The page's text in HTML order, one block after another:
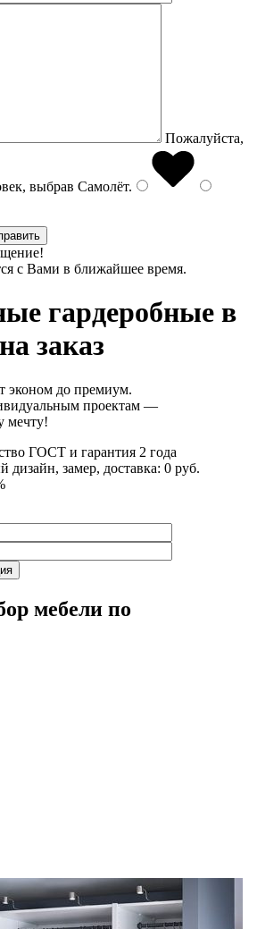
Пожалуйста,
выбрав Самолёт.
с Вами в ближайшее время.
гардеробные в
заказ
эконом до премиум.
проектам —
мечту!
ГОСТ и гарантия 2 года
замер, доставка: 0 руб.
мебели по